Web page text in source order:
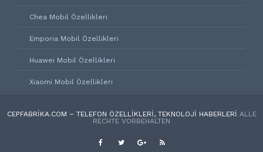
Chea Mobil Özellikleri
Emporia Mobil Özellikleri
Huawei Mobil Özellikleri
Xiaomi Mobil Özellikleri
CEPFABRIKA.COM – TELEFON ÖZELLIKLERI, TEKNOLOJI HABERLERI ALLE
RECHTE VORBEHALTEN